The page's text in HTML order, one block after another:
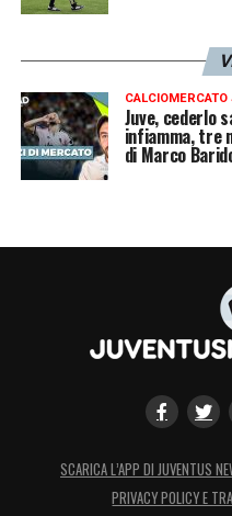
CALCIOMERCATO
Juve, cederlo
infiamma, tre
di Marco
SCARICA L’APP DI JUVENTUS
PRIVACY POLICY E